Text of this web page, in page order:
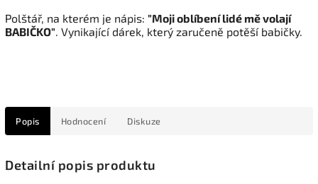
Polštář, na kterém je nápis: "Moji oblíbení lidé mě volají
BABIČKO". Vynikající dárek, který zaručeně potěší babičky.
Popis Hodnocení Diskuze
Detailní popis produktu